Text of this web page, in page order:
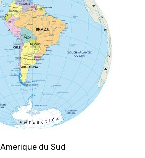
Amerique du Sud